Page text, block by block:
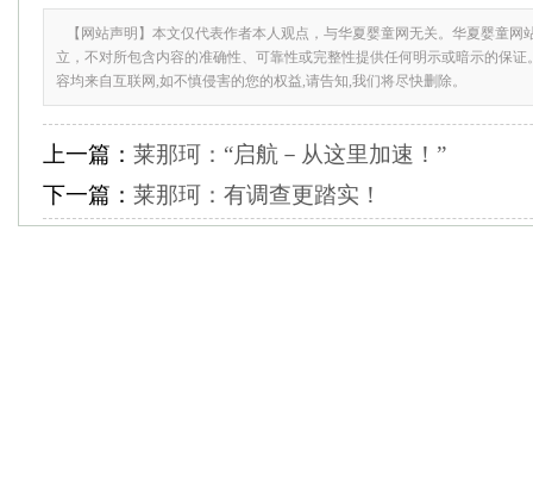
【网站声明】本文仅代表作者本人观点，与华夏婴童网无关。华夏婴童网
立，不对所包含内容的准确性、可靠性或完整性提供任何明示或暗示的保
容均来自互联网,如不慎侵害的您的权益,请告知,我们将尽快删除。
上一篇： 莱那珂：“启航－从这里加速！”
下一篇： 莱那珂：有调查更踏实！